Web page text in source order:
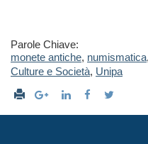
Parole Chiave:
monete antiche, numismatica,
Culture e Società, Unipa